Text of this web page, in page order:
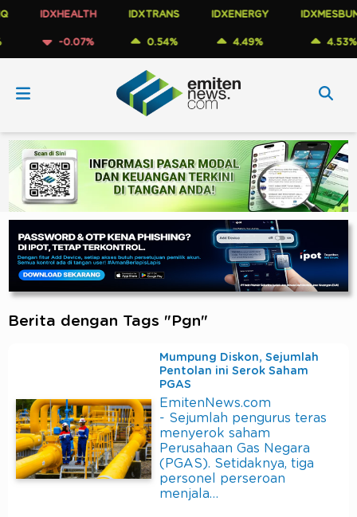
IDXHEALTH
-0.07%
IDXTRANS
0.54%
IDXENERGY
4.49%
IDXMESBUMN
4.53%
Berita dengan Tags "Pgn"
Mumpung Diskon, Sejumlah
Pentolan ini Serok Saham
PGAS
EmitenNews.com
- Sejumlah pengurus teras
menyerok saham
Perusahaan Gas Negara
(PGAS). Setidaknya, tiga
personel perseroan
menjala…